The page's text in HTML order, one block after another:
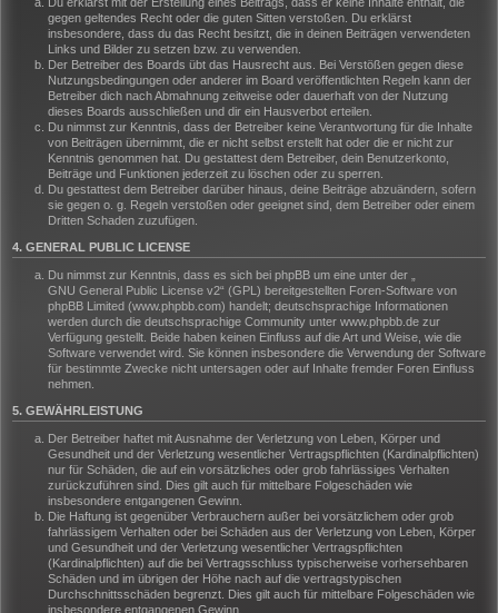
Du erklärst mit der Erstellung eines Beitrags, dass er keine Inhalte enthält, die
gegen geltendes Recht oder die guten Sitten verstoßen. Du erklärst
insbesondere, dass du das Recht besitzt, die in deinen Beiträgen verwendeten
Links und Bilder zu setzen bzw. zu verwenden.
Der Betreiber des Boards übt das Hausrecht aus. Bei Verstößen gegen diese
Nutzungsbedingungen oder anderer im Board veröffentlichten Regeln kann der
Betreiber dich nach Abmahnung zeitweise oder dauerhaft von der Nutzung
dieses Boards ausschließen und dir ein Hausverbot erteilen.
Du nimmst zur Kenntnis, dass der Betreiber keine Verantwortung für die Inhalte
von Beiträgen übernimmt, die er nicht selbst erstellt hat oder die er nicht zur
Kenntnis genommen hat. Du gestattest dem Betreiber, dein Benutzerkonto,
Beiträge und Funktionen jederzeit zu löschen oder zu sperren.
Du gestattest dem Betreiber darüber hinaus, deine Beiträge abzuändern, sofern
sie gegen o. g. Regeln verstoßen oder geeignet sind, dem Betreiber oder einem
Dritten Schaden zuzufügen.
4. GENERAL PUBLIC LICENSE
Du nimmst zur Kenntnis, dass es sich bei phpBB um eine unter der „
GNU General Public License v2“ (GPL) bereitgestellten Foren-Software von
phpBB Limited (www.phpbb.com) handelt; deutschsprachige Informationen
werden durch die deutschsprachige Community unter www.phpbb.de zur
Verfügung gestellt. Beide haben keinen Einfluss auf die Art und Weise, wie die
Software verwendet wird. Sie können insbesondere die Verwendung der Software
für bestimmte Zwecke nicht untersagen oder auf Inhalte fremder Foren Einfluss
nehmen.
5. GEWÄHRLEISTUNG
Der Betreiber haftet mit Ausnahme der Verletzung von Leben, Körper und
Gesundheit und der Verletzung wesentlicher Vertragspflichten (Kardinalpflichten)
nur für Schäden, die auf ein vorsätzliches oder grob fahrlässiges Verhalten
zurückzuführen sind. Dies gilt auch für mittelbare Folgeschäden wie
insbesondere entgangenen Gewinn.
Die Haftung ist gegenüber Verbrauchern außer bei vorsätzlichem oder grob
fahrlässigem Verhalten oder bei Schäden aus der Verletzung von Leben, Körper
und Gesundheit und der Verletzung wesentlicher Vertragspflichten
(Kardinalpflichten) auf die bei Vertragsschluss typischerweise vorhersehbaren
Schäden und im übrigen der Höhe nach auf die vertragstypischen
Durchschnittsschäden begrenzt. Dies gilt auch für mittelbare Folgeschäden wie
insbesondere entgangenen Gewinn.